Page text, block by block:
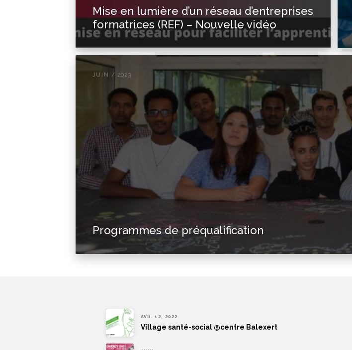
Mise en lumière d’un réseau d’entreprises
formatrices (REF) – Nouvelle vidéo
JUIN / 2023
Programmes de préqualification
AVR. 12, 2022
Village santé-social @centre Balexert